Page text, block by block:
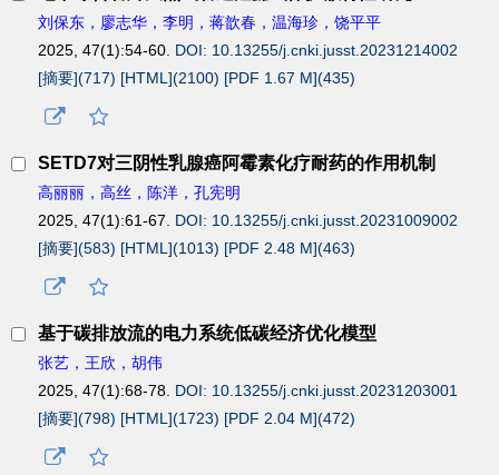
刘保东，廖志华，李明，蒋歆春，温海珍，饶平平
2025, 47(1):54-60. DOI: 10.13255/j.cnki.jusst.20231214002
[摘要](717) [HTML](2100) [PDF 1.67 M](435)
SETD7对三阴性乳腺癌阿霉素化疗耐药的作用机制
高丽丽，高丝，陈洋，孔宪明
2025, 47(1):61-67. DOI: 10.13255/j.cnki.jusst.20231009002
[摘要](583) [HTML](1013) [PDF 2.48 M](463)
基于碳排放流的电力系统低碳经济优化模型
张艺，王欣，胡伟
2025, 47(1):68-78. DOI: 10.13255/j.cnki.jusst.20231203001
[摘要](798) [HTML](1723) [PDF 2.04 M](472)